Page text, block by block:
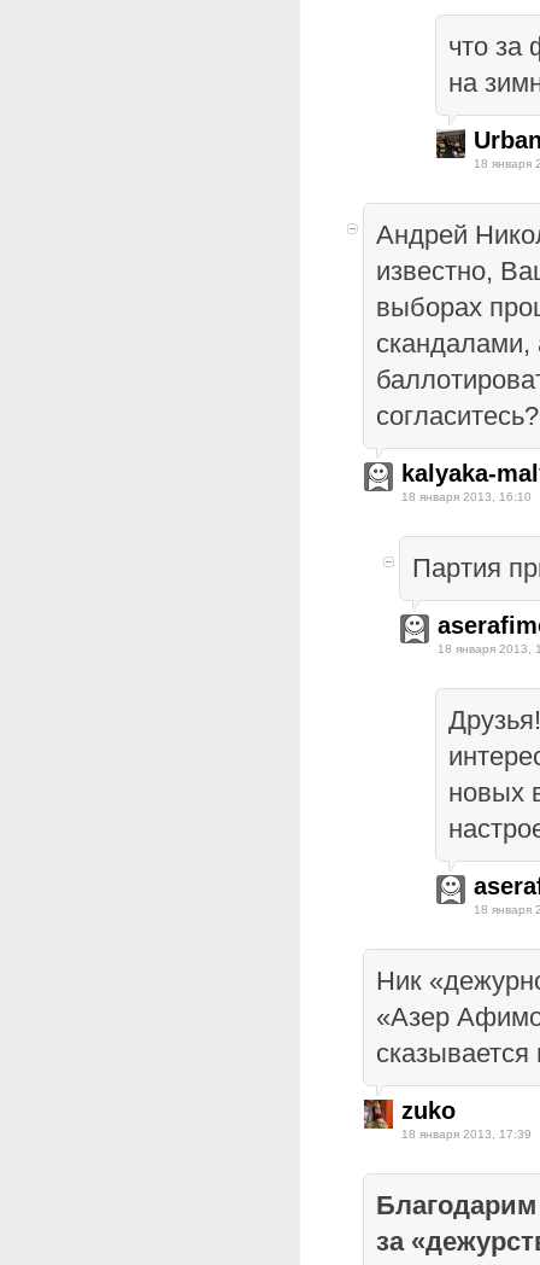
что за
на
18 января
Андрей
известно,
выборах
согласитесь?
kalyaka-
18 января 2013, 16:10
Партия
18 января 2013,
новых
18 января
Ник
«Азер
zuko
18 января 2013, 17:39
за